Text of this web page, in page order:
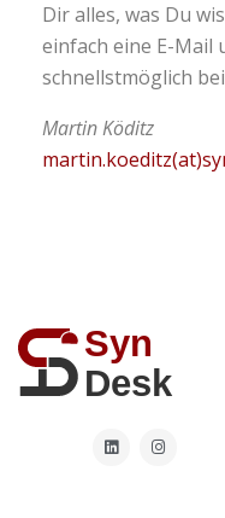
Dir alles, was Du
einfach eine E-Mail
schnellstmöglich
Martin Köditz